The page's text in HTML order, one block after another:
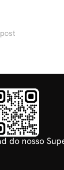
do nosso